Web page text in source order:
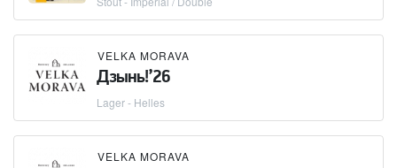
VELKA MORAVA
Дзынь!’26
Lager - Helles
VELKA MORAVA